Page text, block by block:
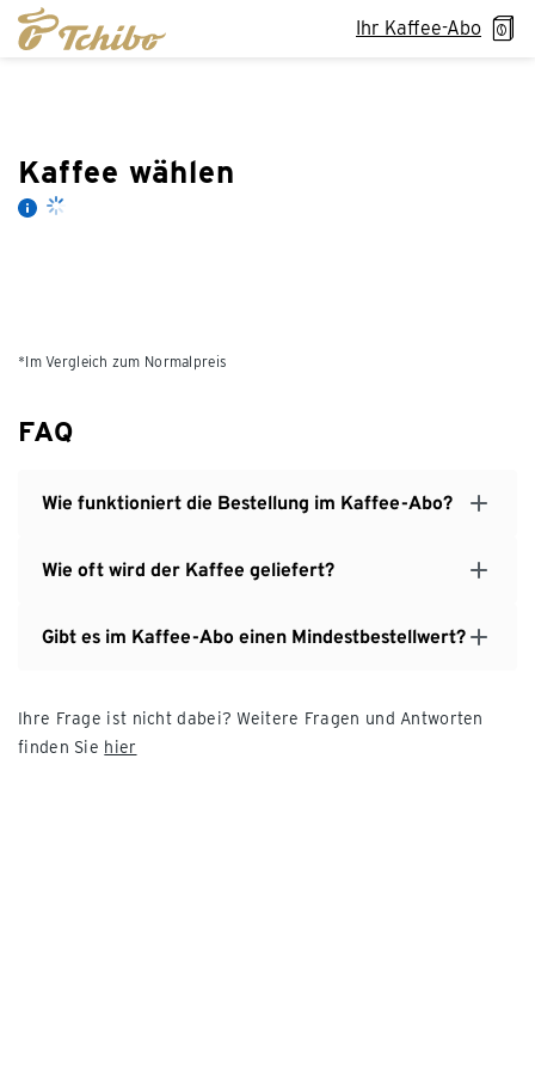
Ihr Kaffee-Abo
Kaffee wählen
*Im Vergleich zum Normalpreis
FAQ
Wie funktioniert die Bestellung im Kaffee-Abo?
Wie oft wird der Kaffee geliefert?
Gibt es im Kaffee-Abo einen Mindestbestellwert?
Ihre Frage ist nicht dabei? Weitere Fragen und Antworten
finden Sie hier